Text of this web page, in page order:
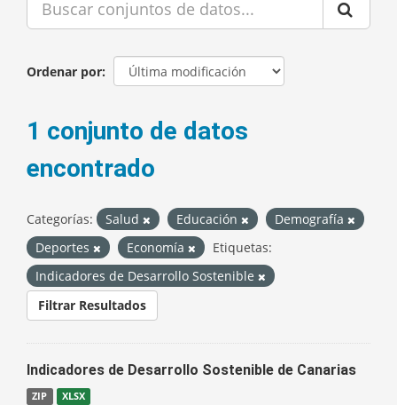
Ordenar por
1 conjunto de datos
encontrado
Categorías: Salud Educación
Demografía
Deportes
Economía
Etiquetas:
Indicadores de Desarrollo Sostenible
Filtrar Resultados
Indicadores de Desarrollo Sostenible de Canarias
ZIP XLSX